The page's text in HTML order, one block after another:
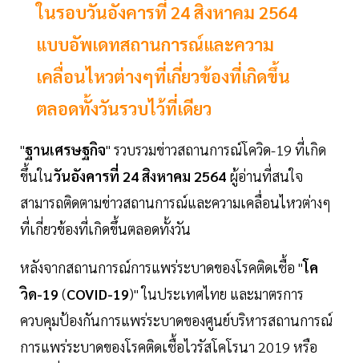
ในรอบวันอังคารที่ 24 สิงหาคม 2564
แบบอัพเดทสถานการณ์และความ
เคลื่อนไหวต่างๆที่เกี่ยวข้องที่เกิดขึ้น
ตลอดทั้งวันรวบไว้ที่เดียว
"ฐานเศรษฐกิจ" รวบรวมข่าวสถานการณ์โควิด-19 ที่เกิด
ขึ้นในวันอังคารที่ 24 สิงหาคม 2564 ผู้อ่านที่สนใจ
สามารถติดตามข่าวสถานการณ์และความเคลื่อนไหวต่างๆ
ที่เกี่ยวข้องที่เกิดขึ้นตลอดทั้งวัน
หลังจากสถานการณ์การแพร่ระบาดของโรคติดเชื้อ "โค
วิด-19 (COVID-19)" ในประเทศไทย และมาตรการ
ควบคุมป้องกันการแพร่ระบาดของศูนย์บริหารสถานการณ์
การแพร่ระบาดของโรคติดเชื้อไวรัสโคโรนา 2019 หรือ